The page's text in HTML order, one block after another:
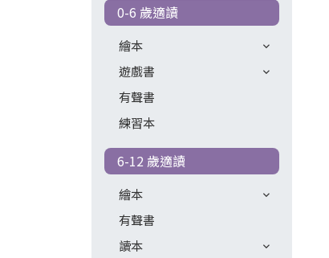
0-6 歲適讀
繪本
遊戲書
有聲書
練習本
6-12 歲適讀
繪本
有聲書
讀本